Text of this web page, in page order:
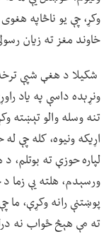
وکړ، چې یو ناڅاپه
خاوند مغز ته زیان
شکیلا د هغې شپې
ونړېده داسې په یاد
تنه وسله والو تېښته
اړیکه ونیوه، کله چې
لپاره حوزې ته
ورسېدم، هلته یې زما
پوښتنې رانه وکړې،
ته مې هېڅ ځواب نه